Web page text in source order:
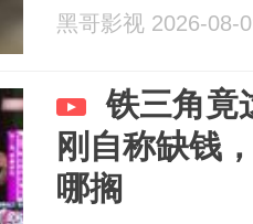
黑哥影视 2026-08-
铁三角竟
刚自称缺钱
哪搁